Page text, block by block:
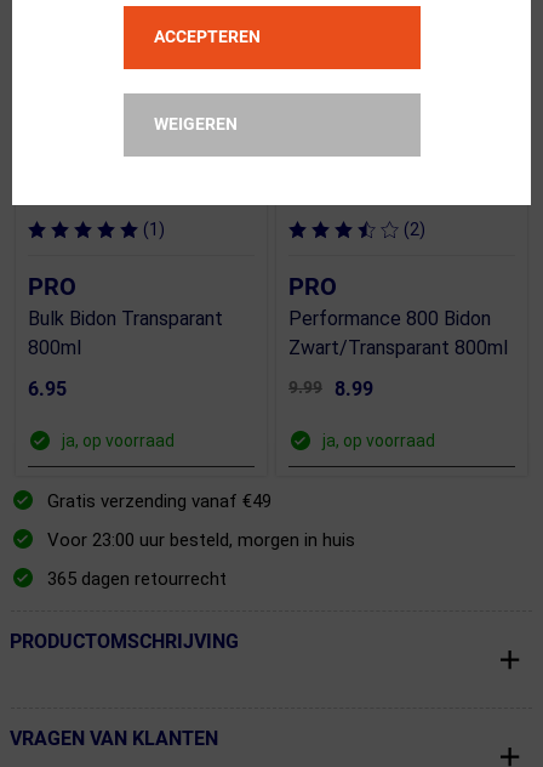
ACCEPTEREN
WEIGEREN
(1)
PRO
Bulk Bidon Transparant
800ml
6.95
ja, op voorraad
(2)
PRO
Performance 800 Bidon
Zwart/Transparant 800ml
9.99 8.99
ja, op voorraad
Gratis verzending vanaf €49
Voor 23:00 uur besteld, morgen in huis
365 dagen retourrecht
← Terug naar productnavigatie
PRODUCTOMSCHRIJVING
← Terug naar productnavigatie
VRAGEN VAN KLANTEN